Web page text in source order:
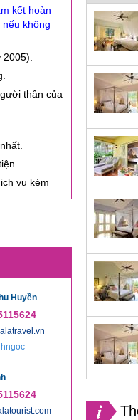
kết hoàn
không
thân của
vụ kém
Huyền